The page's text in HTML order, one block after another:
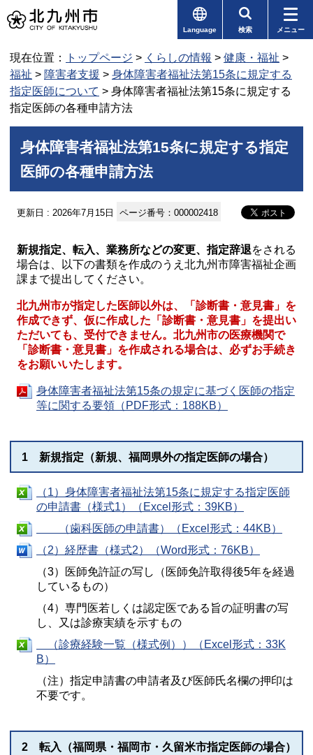
Language 検索 メニュー
現在位置： トップページ > くらしの情報 > 健康・福祉 >
福祉 > 障害者支援 > 身体障害者福祉法第15条に規定する
指定医師について > 身体障害者福祉法第15条に規定する
指定医師の各種申請方法
身体障害者福祉法第15条に規定する指定
医師の各種申請方法
更新日 : 2026年7月15日 ページ番号：000002418
新規指定、転入、業務所などの変更、指定辞退をされる
場合は、以下の書類を作成のうえ北九州市障害福祉企画
課まで提出してください。
北九州市が指定した医師以外は、「診断書・意見書」を
作成できず、仮に作成した「診断書・意見書」を提出い
ただいても、受付できません。 北九州市の医療機関で
「診断書・意見書」を作成される場合は、必ずお手続き
をお願いいたします。
身体障害者福祉法第15条の規定に基づく医師の指定
等に関する要領（PDF形式：188KB）
1 新規指定（新規、福岡県外の指定医師の場合）
（1）身体障害者福祉法第15条に規定する指定医師
の申請書（様式1）（Excel形式：39KB）
（歯科医師の申請書）（Excel形式：44KB）
（2）経歴書（様式2）（Word形式：76KB）
（3）医師免許証の写し（医師免許取得後5年を経過
しているもの）
（4）専門医若しくは認定医である旨の証明書の写
し、又は診療実績を示すもの
（診療経験一覧（様式例））（Excel形式：33K
B）
（注）指定申請書の申請者及び医師氏名欄の押印は
不要です。
2 転入（福岡県・福岡市・久留米市指定医師の場合）